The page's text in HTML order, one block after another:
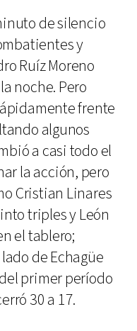
de silencio
y
Ruíz Moreno
noche. Pero
frente
algunos
a casi todo el
la acción, pero
Cristian Linares
triples y León
el tablero;
de Echagüe
primer período
30 a 17.